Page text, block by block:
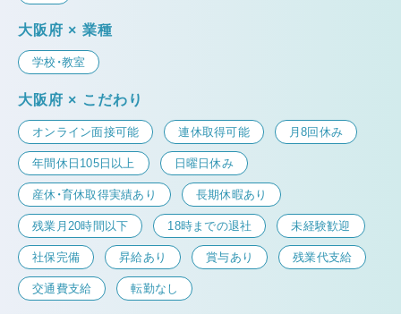
大阪府 × 業種
学校・教室
大阪府 × こだわり
オンライン面接可能 連休取得可能 月8回休み
年間休日105日以上 日曜日休み
産休・育休取得実績あり 長期休暇あり
残業月20時間以下 18時までの退社 未経験歓迎
社保完備 昇給あり 賞与あり 残業代支給
交通費支給 転勤なし